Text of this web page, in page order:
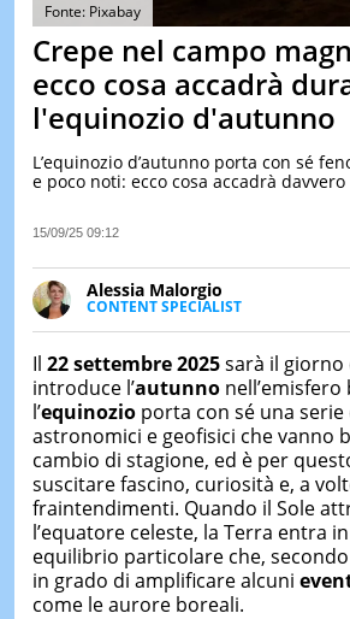
Fonte: Pixabay
Crepe nel campo
ecco cosa accadrà
l'equinozio d'autunno
L’equinozio d’autunno porta con sé
e poco noti: ecco cosa accadrà
15/09/25 09:12
Alessia Malorgio
CONTENT SPECIALIST
Ha conseguito un Master in
occupa della creazione di
dello sviluppo di strategie
canali digitali.
Il 22 settembre 2025sarà il giorno
introduce l’autunnonell’emisfero
l’equinozioporta con sé una serie
astronomici e geofisici che vanno
cambio di stagione, ed è per
suscitare fascino, curiosità e, a
fraintendimenti. Quando il Sole
l’equatore celeste, la Terra entra
equilibrio particolare che, secondo
in grado di amplificare alcuni
come le aurore boreali.